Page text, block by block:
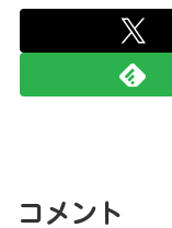
コメント